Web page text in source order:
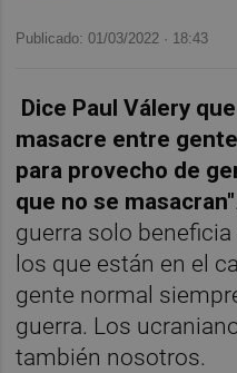
Publicado: 01/03/2022 · 18:43
Dice Paul Válery
masacre entre
para provecho de
que no se masacran"
guerra solo
los que están en el
gente normal
guerra. Los
también nosotros.